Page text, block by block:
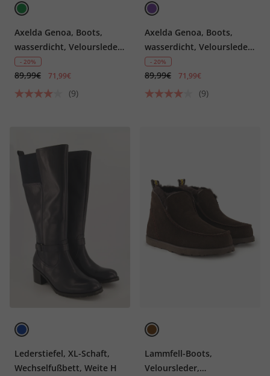
Axelda Genoa, Boots,
wasserdicht, Veloursleder,
Weite H
- 20%
89,99€ 71,99€
(9)
Axelda Genoa, Boots,
wasserdicht, Veloursleder,
Weite H
- 20%
89,99€ 71,99€
(9)
Lederstiefel, XL-Schaft,
Wechselfußbett, Weite H
Lammfell-Boots,
Veloursleder,